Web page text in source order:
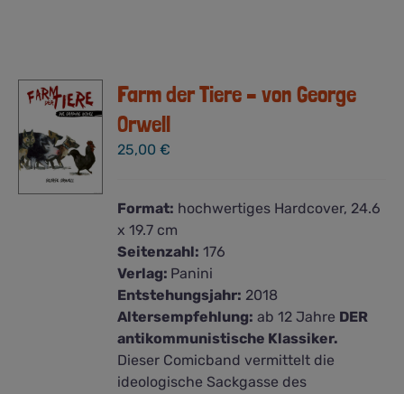
Farm der Tiere – von George
Orwell
25,00€
Format: hochwertiges Hardcover, 24.6
x 19.7 cm
Seitenzahl: 176
Verlag: Panini
Entstehungsjahr: 2018
Altersempfehlung: ab 12 Jahre DER
antikommunistische Klassiker.
Dieser Comicband vermittelt die
ideologische Sackgasse des